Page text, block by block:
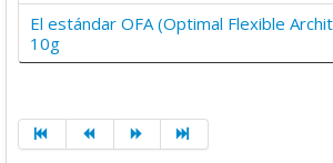
El estándar OFA (Optimal Flexible
10g